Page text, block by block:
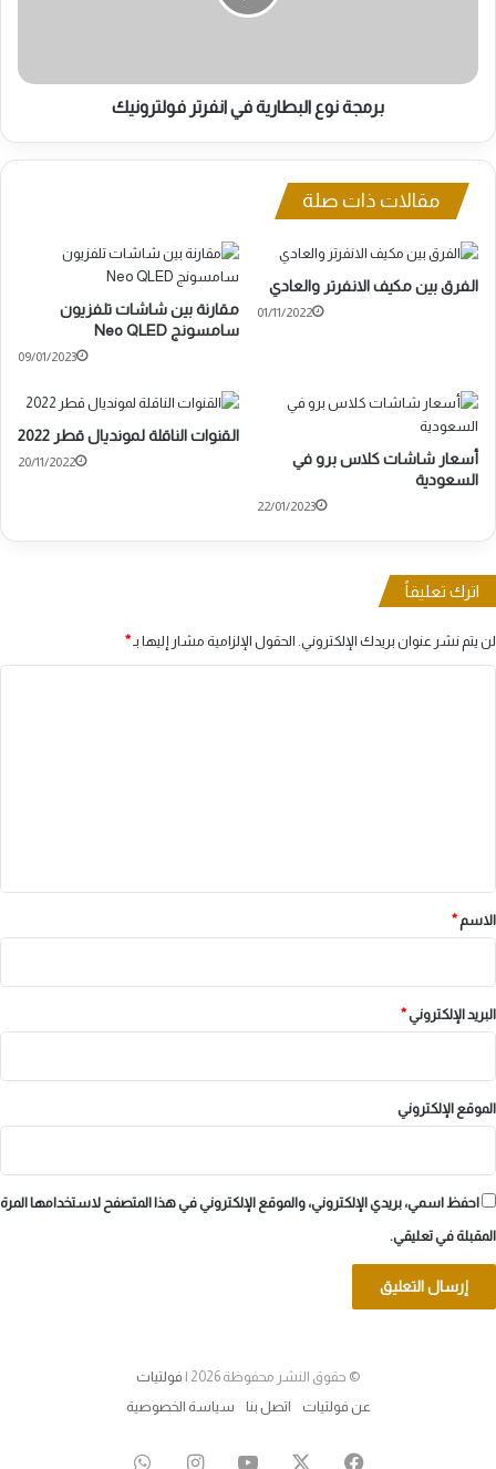
برمجة نوع البطارية في انفرتر فولترونيك
مقالات ذات صلة
مقارنة بين شاشات تلفزيون
سامسونج Neo QLED
09/01/2023
الفرق بين مكيف الانفرتر والعادي
01/11/2022
القنوات الناقلة لمونديال قطر 2022
20/11/2022
أسعار شاشات كلاس برو في
السعودية
22/01/2023
اترك تعليقاً
لن يتم نشر عنوان بريدك الإلكتروني. الحقول الإلزامية مشار إليها بـ*
*
الاسم *
البريد الإلكتروني*
الموقع الإلكتروني
احفظ اسمي، بريدي الإلكتروني، والموقع الإلكتروني في هذا المتصفح لاستخدامها المرة
المقبلة في تعليقي.
© حقوق النشر محفوظة 2026 |
فولتيات
عن فولتيات
اتصل بنا سياسة الخصوصية
فيسبوك ‫YouTubeانستقرامواتساب